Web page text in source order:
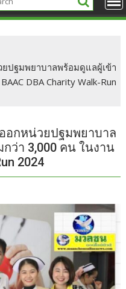
ยปฐมพยาบาลพร้อมดูแลผู้เข้า
DBA Charity Walk-Run
อกหน่วยปฐมพยาบาล
ว่า 3,000 คน ในงาน
2024